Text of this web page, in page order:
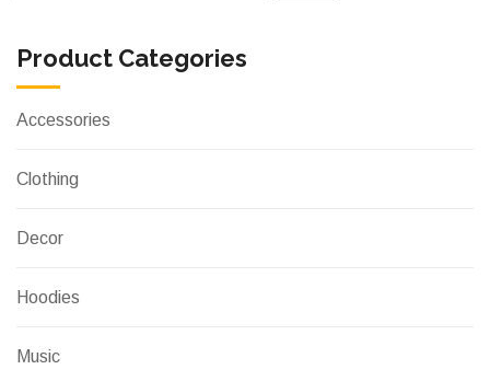
Product Categories
Accessories
Clothing
Decor
Hoodies
Music